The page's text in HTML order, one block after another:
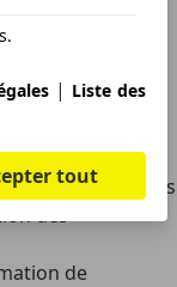
| Liste des
tout
kilomètres
moteur, les
se sont bien
de
peut être
, surtout par temps
des
de